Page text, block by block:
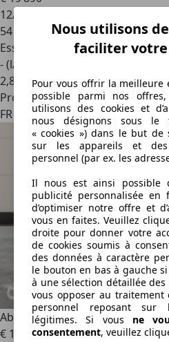
12/2021
54 600 km
Essence
- (l/100 km)
2,8
Professionnel
FR 01000
Abarth 5001.4 Turbo T-Jet 165ch
€ 19 9901
Nous utilisons
faciliter votre
Pour vous offrir la meilleure
possible parmi nos
utilisons des cookies et
nous désignons sous
« cookies ») dans le but de
sur les appareils et
personnel (par ex. les
Il nous est ainsi possible
publicité personnalisée en
d’optimiser notre offre et
vous en faites. Veuillez
droite pour donner votre
de cookies soumis à
des données à caractère
le bouton en bas à gauche
à une sélection détaillée des
vous opposer au traitement
personnel reposant sur
légitimes. Si vous ne
consentement, veuillez